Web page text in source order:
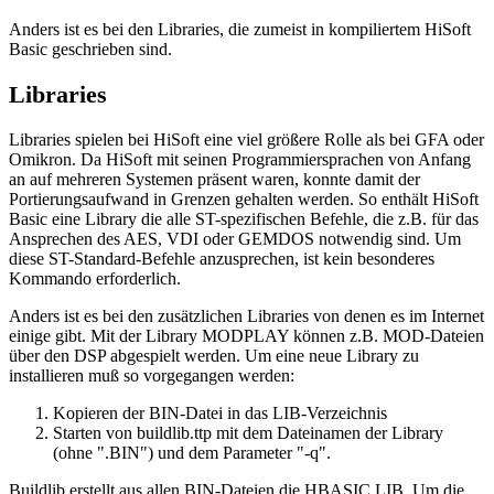
Anders ist es bei den Libraries, die zumeist in kompiliertem HiSoft
Basic geschrieben sind.
Libraries
Libraries spielen bei HiSoft eine viel größere Rolle als bei GFA oder
Omikron. Da HiSoft mit seinen Programmiersprachen von Anfang
an auf mehreren Systemen präsent waren, konnte damit der
Portierungsaufwand in Grenzen gehalten werden. So enthält HiSoft
Basic eine Library die alle ST-spezifischen Befehle, die z.B. für das
Ansprechen des AES, VDI oder GEMDOS notwendig sind. Um
diese ST-Standard-Befehle anzusprechen, ist kein besonderes
Kommando erforderlich.
Anders ist es bei den zusätzlichen Libraries von denen es im Internet
einige gibt. Mit der Library MODPLAY können z.B. MOD-Dateien
über den DSP abgespielt werden. Um eine neue Library zu
installieren muß so vorgegangen werden:
Kopieren der BIN-Datei in das LIB-Verzeichnis
Starten von buildlib.ttp mit dem Dateinamen der Library
(ohne ".BIN") und dem Parameter "-q".
Buildlib erstellt aus allen BIN-Dateien die HBASIC.LIB. Um die